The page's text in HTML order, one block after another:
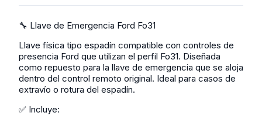
🔧 Llave de Emergencia Ford Fo31
Llave física tipo espadín compatible con controles de
presencia Ford que utilizan el perfil Fo31. Diseñada
como repuesto para la llave de emergencia que se aloja
dentro del control remoto original. Ideal para casos de
extravío o rotura del espadín.
✅ Incluye: